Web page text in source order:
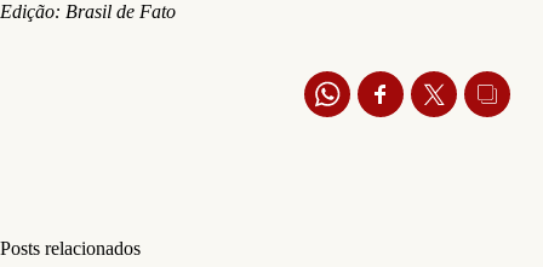
Edição: Brasil de Fato
Posts relacionados